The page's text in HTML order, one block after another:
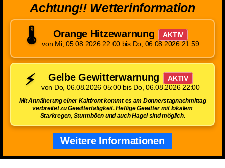
Achtung!! Wetterinformation
🌡️ Orange Hitzewarnung
AKTIV
von Mi, 05.08.2026 22:00 bis Do, 06.08.2026 21:59
⚡ Gelbe Gewitterwarnung
AKTIV
von Do, 06.08.2026 05:00 bis Do, 06.08.2026 22:00
Mit Annäherung einer Kaltfront kommt es am Donnerstagnachmittag
verbreitet zu Gewittertätigkeit. Heftige Gewitter mit lokalem
Starkregen, Sturmböen und auch Hagel sind möglich.
Weitere Informationen